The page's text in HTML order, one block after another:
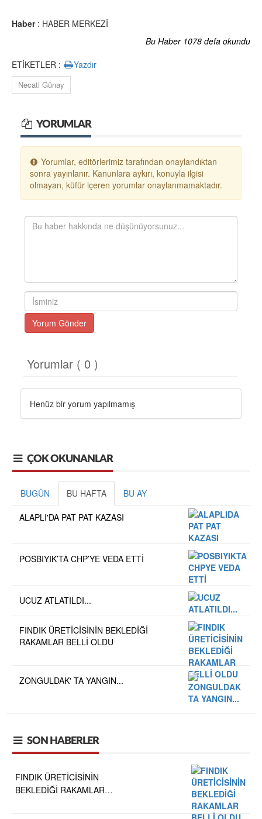
Haber: HABER MERKEZİ
Bu Haber 1078 defa okundu
ETİKETLER :
Yazdır
Necati Günay
YORUMLAR
Yorumlar, editörlerimiz tarafından onaylandıktan
sonra yayınlanır. Kanunlara aykırı, konuyla ilgisi
olmayan, küfür içeren yorumlar onaylanmamaktadır.
Yorum Gönder
Yorumlar ( 0 )
Henüz bir yorum yapılmamış
ÇOK OKUNANLAR
BUGÜN BU HAFTA BU AY
ALAPLI'DA PAT PAT KAZASI
POSBIYIK’TA CHP’YE VEDA ETTİ
UCUZ ATLATILDI...
FINDIK ÜRETİCİSİNİN BEKLEDİĞİ
RAKAMLAR BELLİ OLDU
ZONGULDAK' TA YANGIN...
SON HABERLER
FINDIK ÜRETİCİSİNİN
BEKLEDİĞİ RAKAMLAR